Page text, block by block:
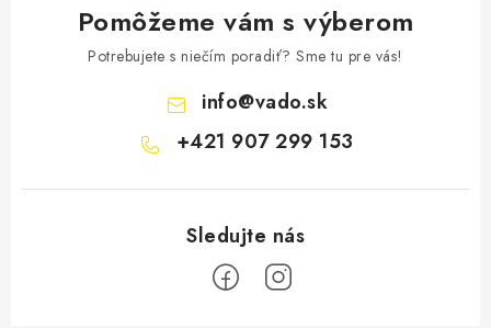
Pomôžeme vám s výberom
Potrebujete s niečím poradiť? Sme tu pre vás!
info@vado.sk
+421 907 299 153